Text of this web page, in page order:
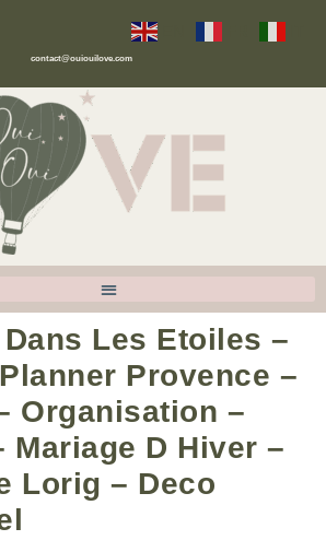
contact@ouiouilove.com
Les Etoiles –
Provence –
Organisation –
Mariage D Hiver –
Lorig – Deco